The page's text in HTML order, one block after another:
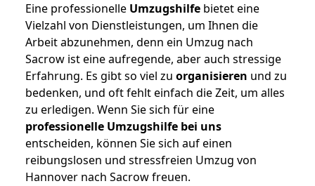
Eine professionelle Umzugshilfe bietet eine
Vielzahl von Dienstleistungen, um Ihnen die
Arbeit abzunehmen, denn ein Umzug nach
Sacrow ist eine aufregende, aber auch stressige
Erfahrung. Es gibt so viel zu organisieren und zu
bedenken, und oft fehlt einfach die Zeit, um alles
zu erledigen. Wenn Sie sich für eine
professionelle Umzugshilfe bei uns
entscheiden, können Sie sich auf einen
reibungslosen und stressfreien Umzug von
Hannover nach Sacrow freuen.